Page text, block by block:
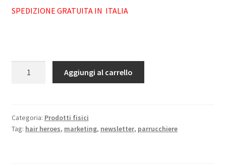
SPEDIZIONE GRATUITA IN ITALIA
del
salone
Aggiungi al carrello
Categoria: Prodotti fisici
Tag: hair heroes, marketing, newsletter, parrucchiere